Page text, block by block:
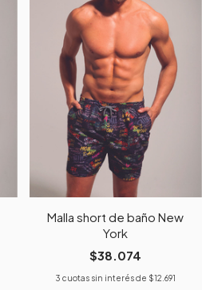
Malla short de baño New
York
$38.074
3 cuotas sin interés de $12.691